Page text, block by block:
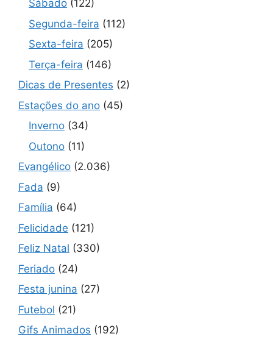
Sábado (122)
Segunda-feira (112)
Sexta-feira (205)
Terça-feira (146)
Dicas de Presentes (2)
Estações do ano (45)
Inverno (34)
Outono (11)
Evangélico (2.036)
Fada (9)
Família (64)
Felicidade (121)
Feliz Natal (330)
Feriado (24)
Festa junina (27)
Futebol (21)
Gifs Animados (192)